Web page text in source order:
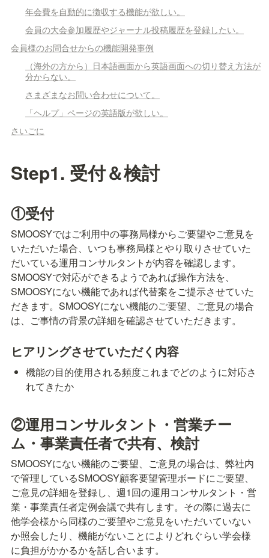
年会費を自動的に徴収する機能が欲しい。
会員の大会参加履歴やジャーナル投稿履歴を登録したい。
会員様のお問合せからの機能開発事例
（海外の方から）日本語画面から英語画面への切り替え方法が
分からない。
さまざまなお問い合わせについて。
「ヘルプ」ページの英語版が欲しい。
さいごに
Step1. 受付＆検討
①受付
SMOOSYではご利用中の事務局様からご要望やご意見を
いただいた場合、いつも事務局様とやり取りさせていた
だいている運用コンサルタントが内容を確認します。
SMOOSYで対応ができるようであれば操作方法を、
SMOOSYにない機能であれば代替案をご提示させていた
だきます。SMOOSYにない機能のご要望、ご意見の場合
は、ご事情の背景の詳細を確認させていただきます。
ヒアリングさせていただく内容
機能の目的使用される頻度これまでどのように対応さ
れてきたか
②運用コンサルタント・営業チー
ム・事業責任者で共有、検討
SMOOSYにない機能のご要望、ご意見の場合は、弊社内
で管理しているSMOOSY顧客要望管理ボードにご要望、
ご意見の詳細を登録し、週1回の運用コンサルタント・営
業・事業責任者定例会議で共有します。その際に過去に
他学会様から同様のご要望やご意見をいただいていない
か照会したり、機能がないことによりどれぐらい学会様
に負担がかかるかを話し合います。